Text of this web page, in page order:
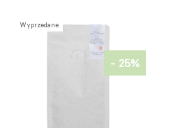
- 25%
Wyprzedane